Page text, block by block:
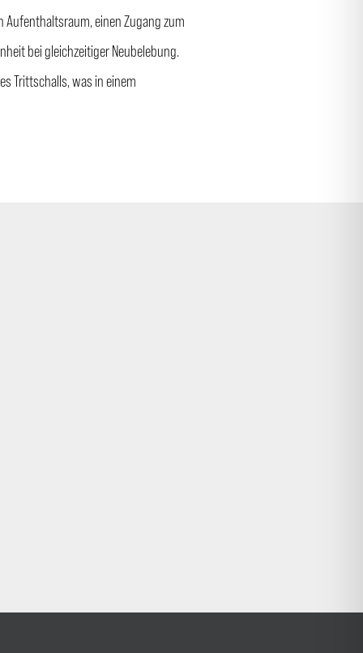
einen Zugang zum
bei gleichzeitiger Neubelebung.
Trittschalls, was in einem